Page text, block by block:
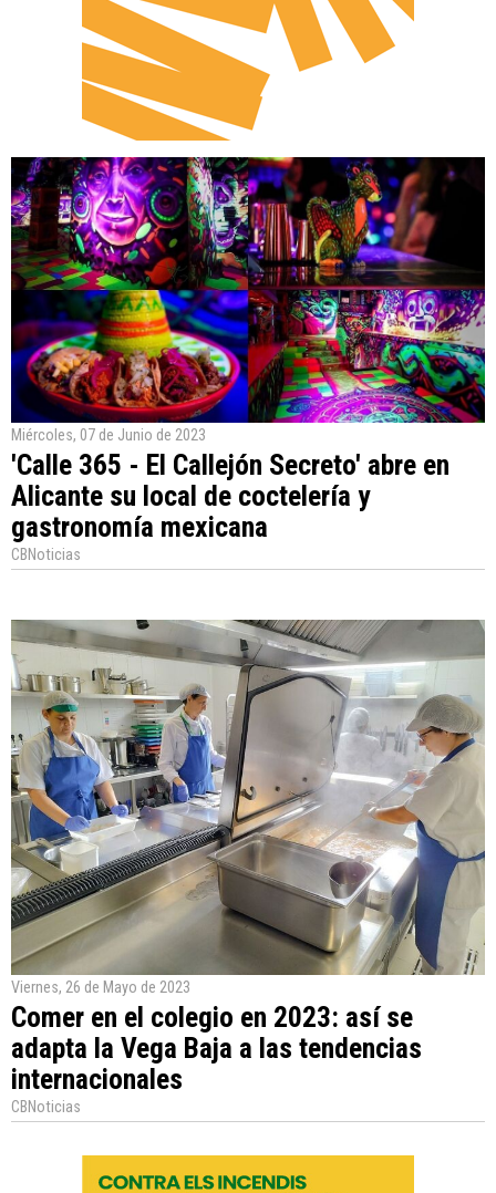
Miércoles, 07 de Junio de 2023
'Calle 365 - El Callejón Secreto' abre en
Alicante su local de coctelería y
gastronomía mexicana
CBNoticias
Viernes, 26 de Mayo de 2023
Comer en el colegio en 2023: así se
adapta la Vega Baja a las tendencias
internacionales
CBNoticias